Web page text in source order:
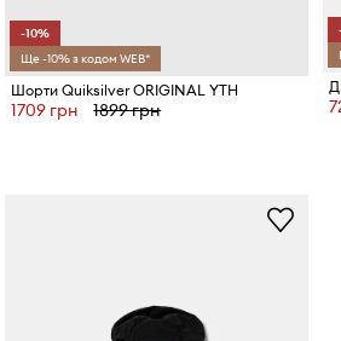
-10%
Ще -10% з кодом WEB*
Шорти Quiksilver ORIGINAL YTH
1709 грн 1899 грн